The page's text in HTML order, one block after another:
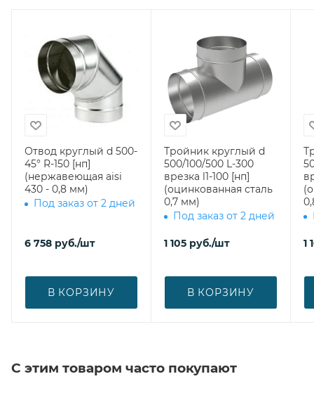
Отвод круглый d 500-
45° R-150 [нп]
(нержавеющая aisi
430 - 0,8 мм)
Под заказ от 2 дней
6 758 руб./шт
В КОРЗИНУ
Тройник круглый d
500/100/500 L-300
врезка l1-100 [нп]
(оцинкованная сталь
0,7 мм)
Под заказ от 2 дней
1 105 руб./шт
В КОРЗИНУ
1
С этим товаром часто покупают